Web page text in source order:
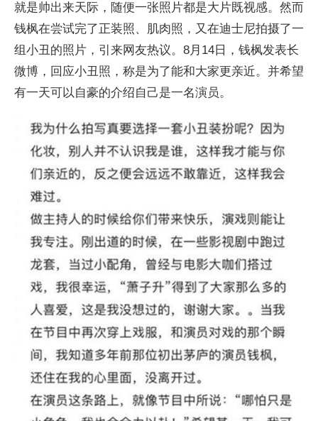
就是帅出来天际，随便一张照片都是大片既视感。然而
钱枫在尝试完了正装照、肌肉照，又在迪士尼拍摄了一
组小丑的照片，引来网友热议。8月14日，钱枫发表长
微博，回应小丑照，称是为了能和大家更亲近。并希望
有一天可以自豪的介绍自己是一名演员。